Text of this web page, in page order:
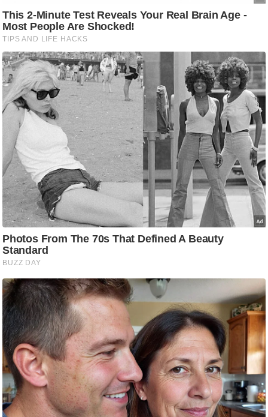
N
e
w
s
ला
इ
फ
स्टा
इ
ल
टे
क्नॉ
लॉ
जी
ब्यू
टी
/
फै
श
न
घ
रे
लू
नु
स्खे